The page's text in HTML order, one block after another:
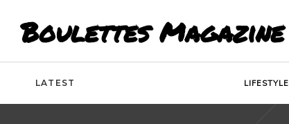
Boulettes Magazine
LATEST LIFESTYLE